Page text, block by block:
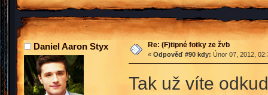
Daniel Aaron Styx Re: (F)tipné fotky ze žvb
« Odpověď #90 kdy: Únor 07, 2012,
Tak už víte